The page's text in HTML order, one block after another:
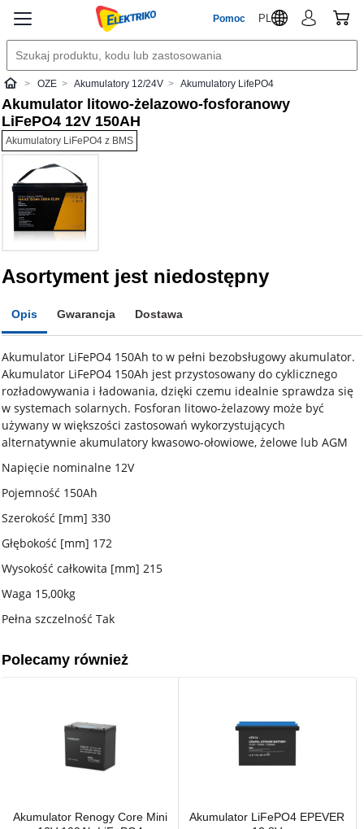
Pomoc PL
ElektrikoOZE Akumulatory 12/24V Akumulatory LifePO4
Akumulator litowo-żelazowo-fosforanowy
LiFePO4 12V 150AH
Akumulatory LiFePO4 z BMS
Asortyment jest niedostępny
Opis Gwarancja Dostawa
Akumulator LiFePO4 150Ah to w pełni bezobsługowy akumulator.
Akumulator LiFePO4 150Ah jest przystosowany do cyklicznego
rozładowywania i ładowania, dzięki czemu idealnie sprawdza się
w systemach solarnych. Fosforan litowo-żelazowy może być
używany w większości zastosowań wykorzystujących
alternatywnie akumulatory kwasowo-ołowiowe, żelowe lub AGM
Napięcie nominalne 12V
Pojemność 150Ah
Szerokość [mm] 330
Głębokość [mm] 172
Wysokość całkowita [mm] 215
Waga 15,00kg
Pełna szczelność Tak
Polecamy również
Akumulator Renogy Core Mini
Akumulator LiFePO4 EPEVER